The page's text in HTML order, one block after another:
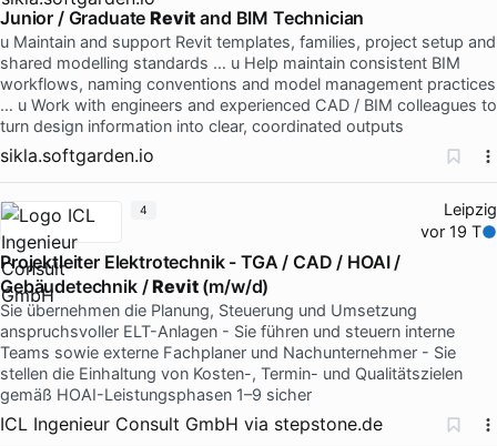
Junior / GraduateRevit and BIM Technician
u Maintain and support Revit templates, families, project setup and
shared modelling standards … u Help maintain consistent BIM
workflows, naming conventions and model management practices
… u Work with engineers and experienced CAD / BIM colleagues to
turn design information into clear, coordinated outputs
sikla.softgarden.io
Leipzig
vor 19 T
Projektleiter Elektrotechnik - TGA / CAD / HOAI /
Gebäudetechnik /Revit(m/w/d)
Sie übernehmen die Planung, Steuerung und Umsetzung
anspruchsvoller ELT-Anlagen - Sie führen und steuern interne
Teams sowie externe Fachplaner und Nachunternehmer - Sie
stellen die Einhaltung von Kosten-, Termin- und Qualitätszielen
gemäß HOAI-Leistungsphasen 1–9 sicher
ICL Ingenieur Consult GmbH via stepstone.de
4